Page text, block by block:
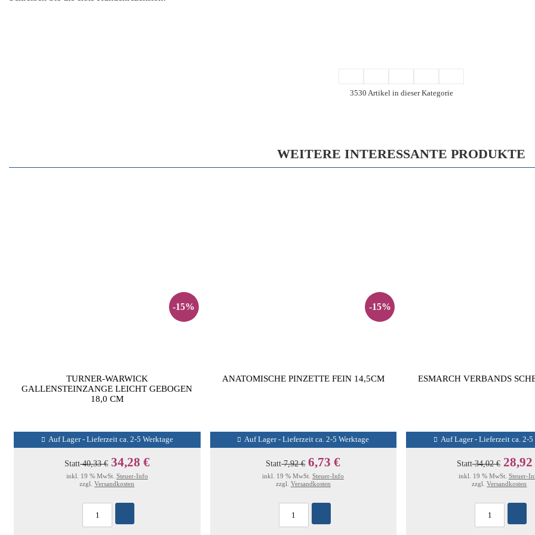
3530 Artikel in dieser Kategorie
WEITERE INTERESSANTE PRODUKTE
-15%
TURNER-WARWICK
GALLENSTEINZANGE LEICHT GEBOGEN
18,0 CM
Auf Lager - Lieferzeit ca. 2-5 Werktage
Statt40,33 € 34,28 €
inkl. 19 % MwSt. Steuer-Info
zzgl.Versandkosten
-15%
ANATOMISCHE PINZETTE FEIN 14,5CM
Auf Lager - Lieferzeit ca. 2-5 Werktage
Statt7,92 € 6,73 €
inkl. 19 % MwSt.Steuer-Info
zzgl. Versandkosten
ESMARCH VERBANDS
Auf Lager - Lieferzeit ca. 2-5
Statt34,02 € 28,92
inkl. 19 % MwSt. Steuer-
zzgl.Versandkosten